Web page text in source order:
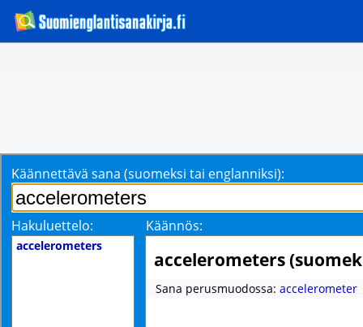
Käännettävä sana (suomeksi tai englanniksi):
Hakuluettelo: Käännös:
accelerometers
accelerometers
Sana perusmuodossa: accelerometer